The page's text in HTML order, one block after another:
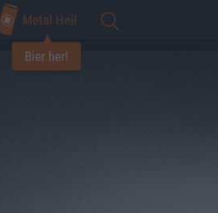
Metal Hell
Bier her!